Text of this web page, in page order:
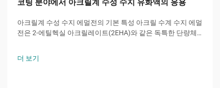
코팅 분야에서 아크릴계 수성 수지 유화액의 응용
아크릴계 수성 수지 에멀전의 기본 특성 아크릴 수계 수지 에멀
전은 2-에틸헥실 아크릴레이트(2EHA)와 같은 독특한 단량체
온도를 낮추어 우수한 내후성과 유연성을 제공한다.
더 보기